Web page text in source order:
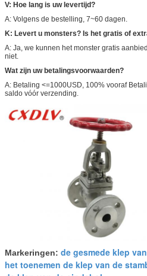
V: Hoe lang is uw levertijd?
A: Volgens de bestelling, 7~60 dagen.
K: Levert u monsters? Is het gratis of
A: Ja, we kunnen het monster gratis
niet.
Wat zijn uw betalingsvoorwaarden?
A: Betaling <=1000USD, 100% vooraf
saldo vóór verzending.
Markeringen: de gesmede klep
het toenemen de klep van de